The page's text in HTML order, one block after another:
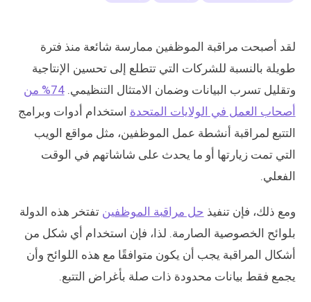
لقد أصبحت مراقبة الموظفين ممارسة شائعة منذ فترة
طويلة بالنسبة للشركات التي تتطلع إلى تحسين الإنتاجية
وتقليل تسرب البيانات وضمان الامتثال التنظيمي.
74% من
أصحاب العمل في الولايات المتحدة استخدام أدوات وبرامج
التتبع لمراقبة أنشطة عمل الموظفين، مثل مواقع الويب
التي تمت زيارتها أو ما يحدث على شاشاتهم في الوقت
الفعلي.
ومع ذلك، فإن تنفيذ حل مراقبة الموظفين تفتخر هذه الدولة
بلوائح الخصوصية الصارمة. لذا، فإن استخدام أي شكل من
أشكال المراقبة يجب أن يكون متوافقًا مع هذه اللوائح وأن
يجمع فقط بيانات محدودة ذات صلة بأغراض التتبع.